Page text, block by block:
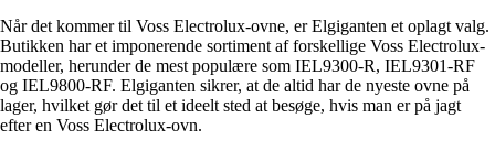
Når det kommer til Voss Electrolux-ovne, er Elgiganten et oplagt valg.
Butikken har et imponerende sortiment af forskellige Voss Electrolux-
modeller, herunder de mest populære som IEL9300-R, IEL9301-RF
og IEL9800-RF. Elgiganten sikrer, at de altid har de nyeste ovne på
lager, hvilket gør det til et ideelt sted at besøge, hvis man er på jagt
efter en Voss Electrolux-ovn.